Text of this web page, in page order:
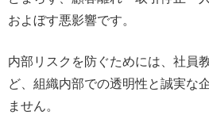
およぼす悪影響です。
内部リスクを防ぐためには、社員
ど、組織内部での透明性と誠実な
ません。